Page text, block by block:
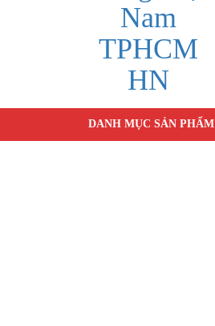
DANH MỤC SẢN PHẨM